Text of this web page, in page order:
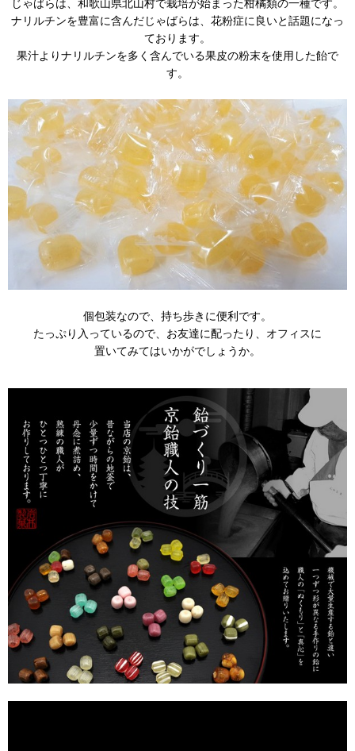
じゃばらは、和歌山県北山村で栽培が始まった柑橘類の一種です。
ナリルチンを豊富に含んだじゃばらは、花粉症に良いと話題になっ
ております。
果汁よりナリルチンを多く含んでいる果皮の粉末を使用した飴で
す。
個包装なので、持ち歩きに便利です。
たっぷり入っているので、お友達に配ったり、オフィスに
置いてみてはいかがでしょうか。